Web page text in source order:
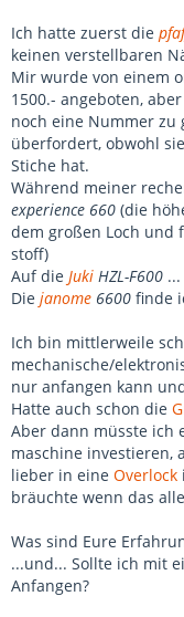
Ich hatte zuerst die
keinen verstellbaren
Mir wurde von einem
1500.- angeboten,
noch eine Nummer zu
überfordert, obwohl
Stiche hat.
Während meiner
experience 660 (die
dem großen Loch und
stoff)
Auf die Juki HZL-F600 ...
Die janome 6600 finde
Ich bin mittlerweile
mechanische/
nur anfangen kann
Hatte auch schon die
Aber dann müsste ich
maschine investieren,
lieber in eine Overlock
bräuchte wenn das
Was sind Eure
...und... Sollte ich mit
Anfangen?